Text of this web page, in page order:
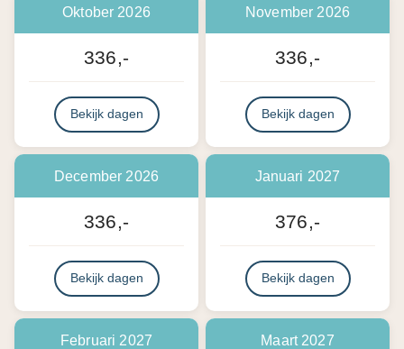
Oktober 2026
336,-
Bekijk dagen
November 2026
336,-
Bekijk dagen
December 2026
336,-
Bekijk dagen
Januari 2027
376,-
Bekijk dagen
Februari 2027 Maart 2027